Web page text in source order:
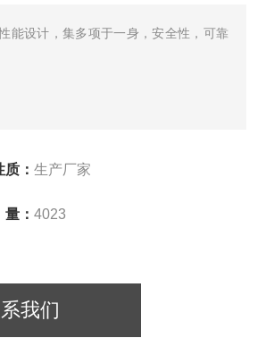
能设计，集多项于一身，安全性，可靠
： 生产厂家
： 4023
我们